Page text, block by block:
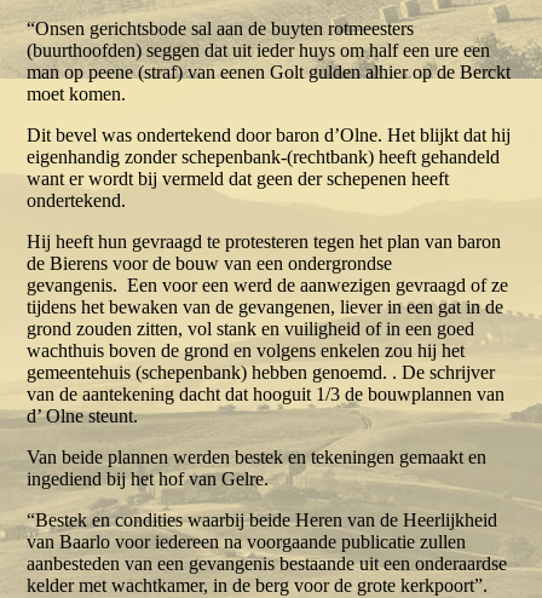
“Onsen gerichtsbode sal aan de buyten rotmeesters
(buurthoofden) seggen dat uit ieder huys om half een ure een
man op peene (straf) van eenen Golt gulden alhier op de Berckt
moet komen.
Dit bevel was ondertekend door baron d’Olne. Het blijkt dat hij
eigenhandig zonder schepenbank-(rechtbank) heeft gehandeld
want er wordt bij vermeld dat geen der schepenen heeft
ondertekend.
Hij heeft hun gevraagd te protesteren tegen het plan van baron
de Bierens voor de bouw van een ondergrondse
gevangenis. Een voor een werd de aanwezigen gevraagd of ze
tijdens het bewaken van de gevangenen, liever in een gat in de
grond zouden zitten, vol stank en vuiligheid of in een goed
wachthuis boven de grond en volgens enkelen zou hij het
gemeentehuis (schepenbank) hebben genoemd. . De schrijver
van de aantekening dacht dat hooguit 1/3 de bouwplannen van
d’ Olne steunt.
Van beide plannen werden bestek en tekeningen gemaakt en
ingediend bij het hof van Gelre.
“Bestek en condities waarbij beide Heren van de Heerlijkheid
van Baarlo voor iedereen na voorgaande publicatie zullen
aanbesteden van een gevangenis bestaande uit een onderaardse
kelder met wachtkamer, in de berg voor de grote kerkpoort”.